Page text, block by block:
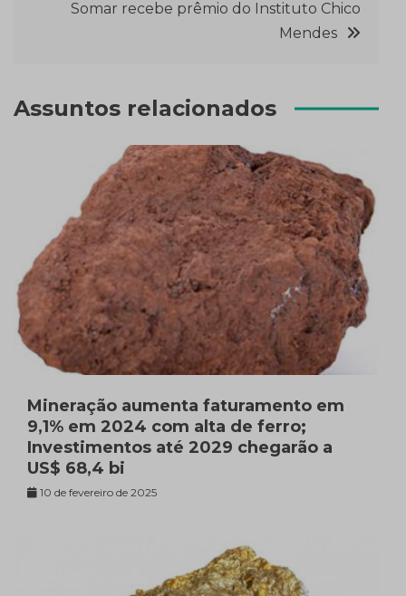
Somar recebe prêmio do Instituto Chico
Mendes
Assuntos relacionados
Mineração aumenta faturamento em
9,1% em 2024 com alta de ferro;
Investimentos até 2029 chegarão a
US$ 68,4 bi
10 de fevereiro de 2025